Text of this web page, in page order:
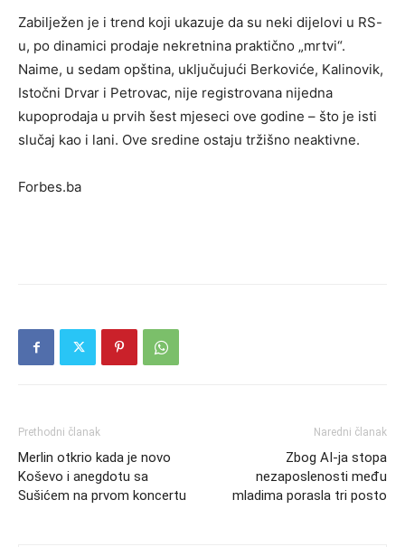
Zabilježen je i trend koji ukazuje da su neki dijelovi u RS-
u, po dinamici prodaje nekretnina praktično „mrtvi“.
Naime, u sedam opština, uključujući Berkoviće, Kalinovik,
Istočni Drvar i Petrovac, nije registrovana nijedna
kupoprodaja u prvih šest mjeseci ove godine – što je isti
slučaj kao i lani. Ove sredine ostaju tržišno neaktivne.
Forbes.ba
Prethodni članak
Merlin otkrio kada je novo
Koševo i anegdotu sa
Sušićem na prvom koncertu
Naredni članak
Zbog AI-ja stopa
nezaposlenosti među
mladima porasla tri posto